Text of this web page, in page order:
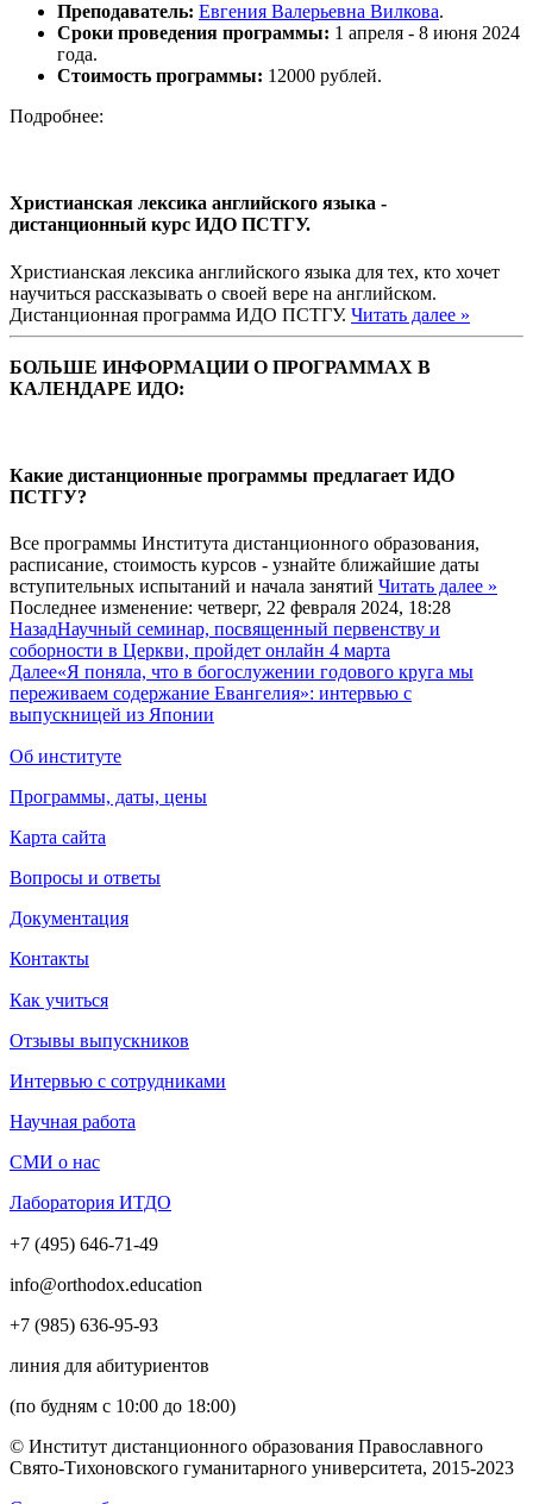
Преподаватель: Евгения Валерьевна Вилкова.
Сроки проведения программы: 1 апреля - 8 июня 2024
года.
Стоимость программы: 12000 рублей.
Подробнее:
Христианская лексика английского языка -
дистанционный курс ИДО ПСТГУ.
Христианская лексика английского языка для тех, кто хочет
научиться рассказывать о своей вере на английском.
Дистанционная программа ИДО ПСТГУ. Читать далее »
БОЛЬШЕ ИНФОРМАЦИИ О ПРОГРАММАХ В
КАЛЕНДАРЕ ИДО:
Какие дистанционные программы предлагает ИДО
ПСТГУ?
Все программы Института дистанционного образования,
расписание, стоимость курсов - узнайте ближайшие даты
вступительных испытаний и начала занятий Читать далее »
Последнее изменение: четверг, 22 февраля 2024, 18:28
НазадНаучный семинар, посвященный первенству и
соборности в Церкви, пройдет онлайн 4 марта
Далее«Я поняла, что в богослужении годового круга мы
переживаем содержание Евангелия»: интервью с
выпускницей из Японии
Об институте
Программы, даты, цены
Карта сайта
Вопросы и ответы
Документация
Контакты
Как учиться
Отзывы выпускников
Интервью с сотрудниками
Научная работа
СМИ о нас
Лаборатория ИТДО
+7 (495) 646-71-49
info@orthodox.education
+7 (985) 636-95-93
линия для абитуриентов
(по будням с 10:00 до 18:00)
© Институт дистанционного образования Православного
Свято-Тихоновского гуманитарного университета, 2015-2023